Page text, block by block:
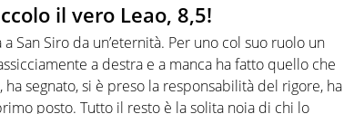
il vero Leao, 8,5!
San Siro da un’eternità. Per uno col suo ruolo un
a destra e a manca ha fatto quello che
segnato, si è preso la responsabilità del rigore, ha
posto. Tutto il resto è la solita noia di chi lo